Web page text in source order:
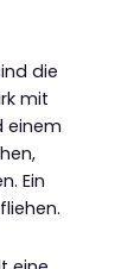
die
mit
einem
Ein